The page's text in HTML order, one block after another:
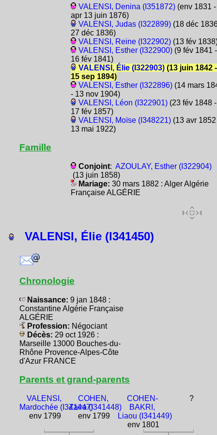
VALENSI, Denina (I351872)(env 1831 -
apr 13 juin 1876)
VALENSI, Judas (I322899)(18 déc
27 déc 1836)
VALENSI, Reine (I322902)(13 fév
VALENSI, Esther (I322900)(9 fév 1841 -
16 fév 1841)
VALENSI, Élie (I322903)(13 juin 1842 -
15 sep 1894)
VALENSI, Esther (I322896)(14 mars
- 13 nov 1904)
VALENSI, Léon (I322901)(23 fév 1848 -
17 fév 1857)
VALENSI, Moïse (I348221)(13 avr 1852
13 mai 1922)
Famille
Conjoint: AZOULAY, Esther (I322904)
(13 juin 1858)
Mariage: 30 mars 1882 : Alger Algérie
Française ALGÉRIE
VALENSI, Élie (I341450)
Chronologie
Naissance: 9 jan 1848 :
Constantine Algérie Française
ALGÉRIE
Profession: Négociant
Décès: 29 oct 1926 :
Marseille 13000 Bouches-du-
Rhône Provence-Alpes-Côte
d'Azur FRANCE
Parents et grand-parents
VALENSI,
Mardochée (I341447)
env 1799
COHEN,
Zaïra (I341448)
env 1799
COHEN-
BAKRI,
Liaou (I341449)
env 1801
?